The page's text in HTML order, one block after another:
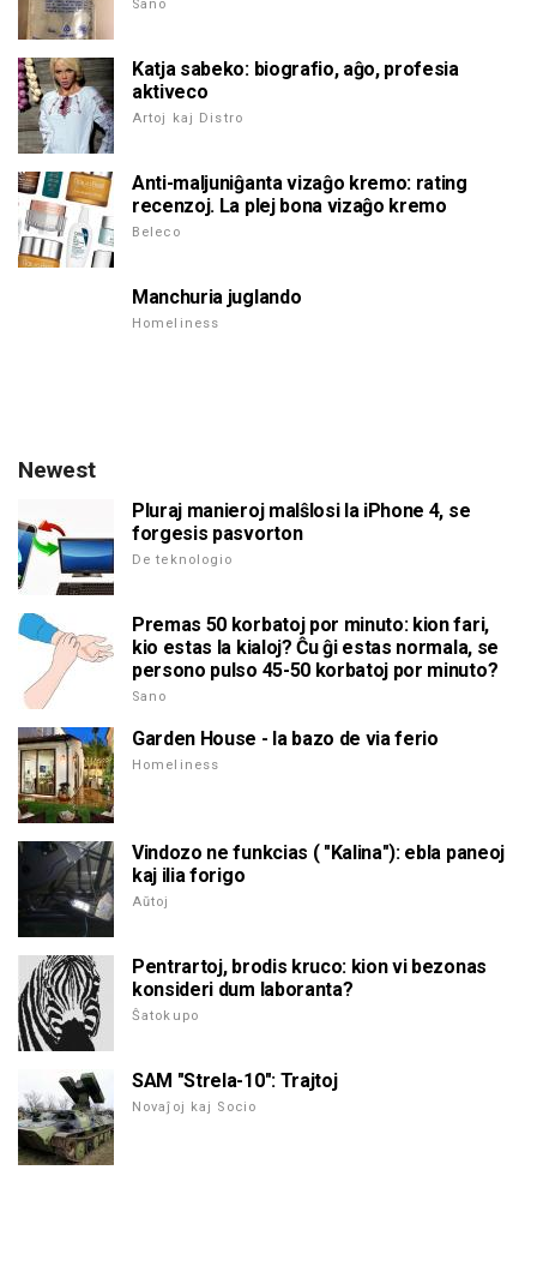
Sano
Katja sabeko: biografio, aĝo, profesia
aktiveco
Artoj kaj Distro
Anti-maljuniĝanta vizaĝo kremo: rating
recenzoj. La plej bona vizaĝo kremo
Beleco
Manchuria juglando
Homeliness
Newest
Pluraj manieroj malŝlosi la iPhone 4, se
forgesis pasvorton
De teknologio
Premas 50 korbatoj por minuto: kion fari,
kio estas la kialoj? Ĉu ĝi estas normala, se
persono pulso 45-50 korbatoj por minuto?
Sano
Garden House - la bazo de via ferio
Homeliness
Vindozo ne funkcias ( "Kalina"): ebla paneoj
kaj ilia forigo
Aŭtoj
Pentrartoj, brodis kruco: kion vi bezonas
konsideri dum laboranta?
Ŝatokupo
SAM "Strela-10": Trajtoj
Novaĵoj kaj Socio